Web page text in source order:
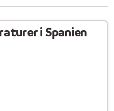
i Spanien